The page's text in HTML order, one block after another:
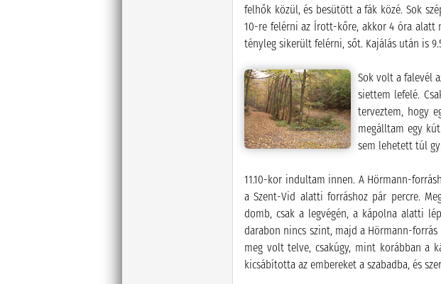
felhők közül, és besütött a fák közé. Sok
10-re felérni az Írott-kőre, akkor 4 óra alatt
tényleg sikerült felérni, sőt. Kajálás után is
Sok volt a falevél
siettem lefelé.
terveztem, hogy
megálltam egy
sem lehetett túl
11.10-kor indultam innen. A Hörmann-
a Szent-Vid alatti forráshoz pár percre.
domb, csak a legvégén, a kápolna alatti
darabon nincs szint, majd a Hörmann-
meg volt telve, csakúgy, mint korábban a
kicsábította az embereket a szabadba, és